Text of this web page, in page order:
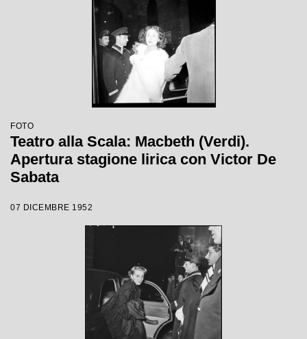
FOTO
Teatro alla Scala: Macbeth (Verdi).
Apertura stagione lirica con Victor De
Sabata
07 DICEMBRE 1952